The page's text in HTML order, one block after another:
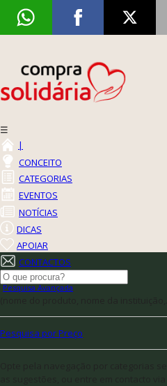
☰
|
CONCEITO
CATEGORIAS
EVENTOS
NOTÍCIAS
DICAS
APOIAR
CONTACTOS
Pesquisa Avançada
Pesquisa por Preço